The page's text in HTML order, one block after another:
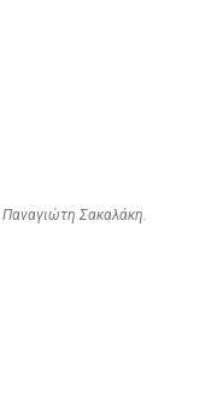
Παναγιώτη Σακαλάκη